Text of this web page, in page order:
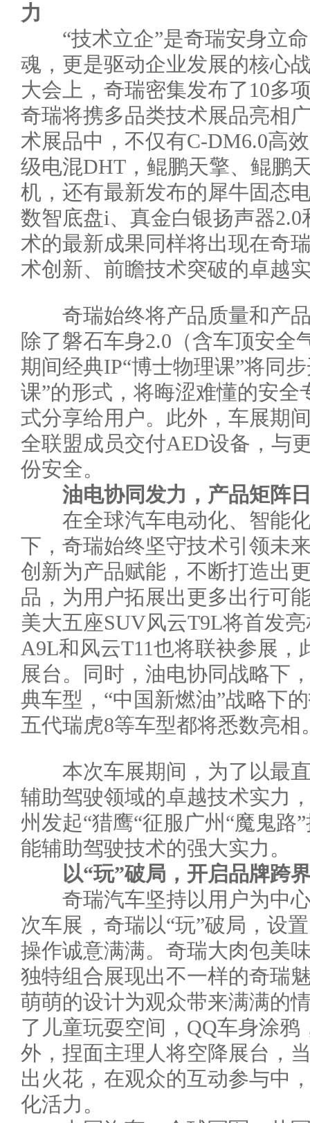
力
“技术立企”是奇瑞安身立命
魂，更是驱动企业发展的核心
大会上，奇瑞密集发布了10多
奇瑞将携多品类技术展品亮相
术展品中，不仅有C-DM6.0高
级电混DHT，鲲鹏天擎、鲲鹏
机，还有最新发布的犀牛固态
数智底盘i、真金白银扬声器
术的最新成果同样将出现在奇
术创新、前瞻技术突破的卓越
奇瑞始终将产品质量和产品
除了磐石车身2.0（含车顶安全
期间经典IP“博士物理课”将同
课”的形式，将晦涩难懂的安
式分享给用户。此外，车展期
全联盟成员交付AED设备，与
份安全。
油电协同发力 ， 产品矩阵
在全球汽车电动化、智能化
下，奇瑞始终坚守技术引领未
创新为产品赋能，不断打造出
品，为用户拓展出更多出行可
美大五座SUV风云T9L将首发
A9L和风云T11也将联袂参展，
展台。同时，油电协同战略下
典车型，“中国新燃油”战略
五代瑞虎8等车型都将悉数亮相
本次车展期间，为了以最直
辅助驾驶领域的卓越技术实力
州发起“猎鹰“征服广州“魔鬼路
能辅助驾驶技术的强大实力。
以“玩”破局，开启品牌跨
奇瑞汽车坚持以用户为中心
次车展，奇瑞以“玩”破局，设
操作诚意满满。奇瑞大肉包美
独特组合展现出不一样的奇瑞
萌萌的设计为观众带来满满的
了儿童玩耍空间，QQ车身涂
外，捏面主理人将空降展台，
出火花，在观众的互动参与中
化活力。